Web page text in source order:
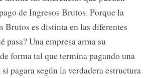
de Ingresos Brutos. Porque la
Brutos es distinta en las diferentes
pasa? Una empresa arma su
forma tal que termina pagando una
pagara según la verdadera estructura